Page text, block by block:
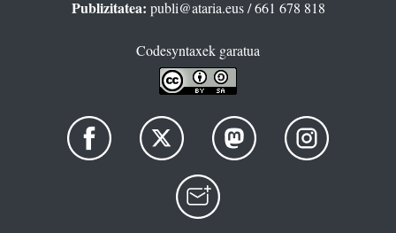
Publizitatea: publi@ataria.eus/ 661 678 818
Codesyntaxek garatua